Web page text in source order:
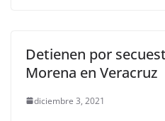
Detienen por
Morena en Veracruz
diciembre 3, 2021